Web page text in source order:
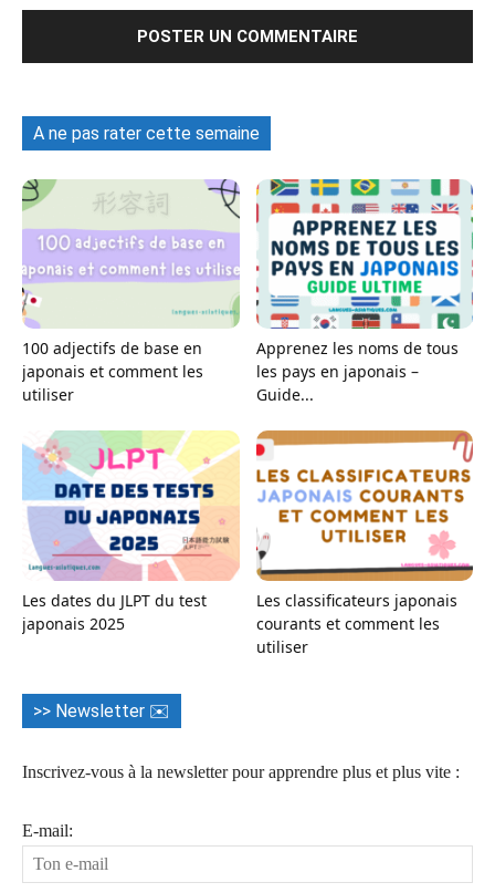
A ne pas rater cette semaine
100 adjectifs de base en
japonais et comment les
utiliser
Apprenez les noms de tous
les pays en japonais –
Guide...
Les dates du JLPT du test
japonais 2025
Les classificateurs japonais
courants et comment les
utiliser
>> Newsletter ✉️
Inscrivez-vous à la newsletter pour apprendre plus et plus vite :
E-mail: